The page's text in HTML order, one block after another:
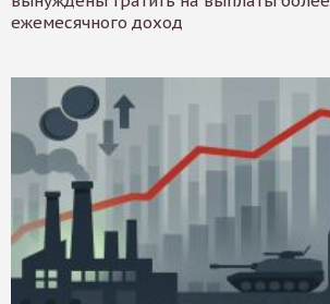
ежемесячного доход